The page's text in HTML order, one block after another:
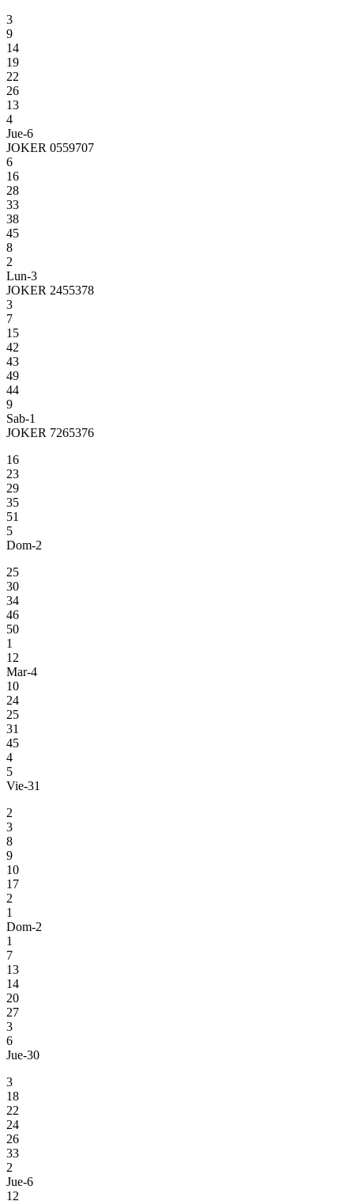
3
9
14
19
22
26
13
4
Jue-6
JOKER 0559707
6
16
28
33
38
45
8
2
Lun-3
JOKER 2455378
3
7
15
42
43
49
44
9
Sab-1
JOKER 7265376
16
23
29
35
51
5
Dom-2
25
30
34
46
50
1
12
Mar-4
10
24
25
31
45
4
5
Vie-31
2
3
8
9
10
17
2
1
Dom-2
1
7
13
14
20
27
3
6
Jue-30
3
18
22
24
26
33
2
Jue-6
12